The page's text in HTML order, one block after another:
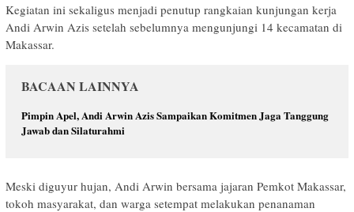
Kegiatan ini sekaligus menjadi penutup rangkaian kunjungan kerja
Andi Arwin Azis setelah sebelumnya mengunjungi 14 kecamatan di
Makassar.
BACAAN LAINNYA
Pimpin Apel, Andi Arwin Azis Sampaikan Komitmen Jaga Tanggung
Jawab dan Silaturahmi
Meski diguyur hujan, Andi Arwin bersama jajaran Pemkot Makassar,
tokoh masyarakat, dan warga setempat melakukan penanaman